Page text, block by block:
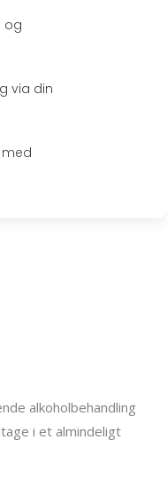
og
via din
med
alkoholbehandling
i et almindeligt